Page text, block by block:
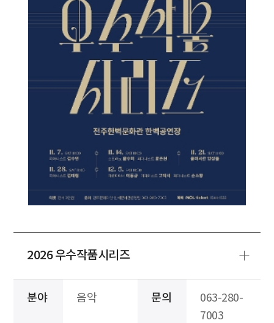
2026 우수작품시리즈
분야 음악 문의
063-280-
7003